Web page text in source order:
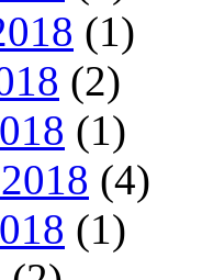
(1)
(2)
(1)
(4)
(1)